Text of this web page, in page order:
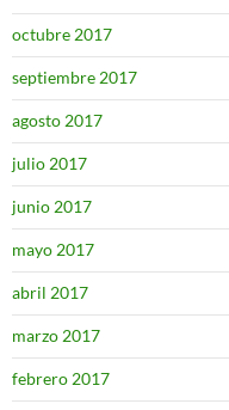
octubre 2017
septiembre 2017
agosto 2017
julio 2017
junio 2017
mayo 2017
abril 2017
marzo 2017
febrero 2017